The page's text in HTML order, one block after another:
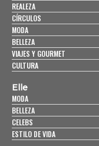
REALEZA
CÍRCULOS
MODA
BELLEZA
VIAJES Y GOURMET
CULTURA
Elle
MODA
BELLEZA
CELEBS
ESTILO DE VIDA